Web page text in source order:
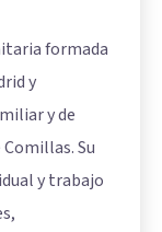
formada
y
y de
Su
y trabajo